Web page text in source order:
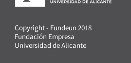
Copyright - Fundeun 2018
Fundación Empresa
Universidad de Alicante